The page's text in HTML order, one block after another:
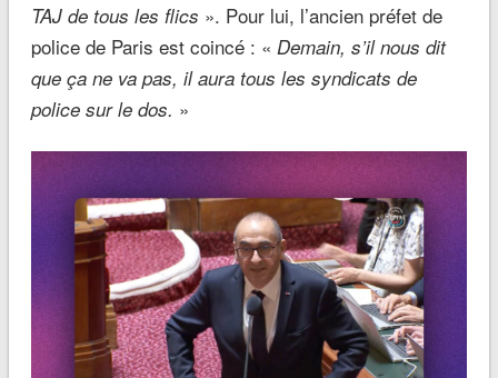
TAJ de tous les flics ». Pour lui, l’ancien préfet de
police de Paris est coincé : « Demain, s’il nous dit
que ça ne va pas, il aura tous les syndicats de
police sur le dos. »